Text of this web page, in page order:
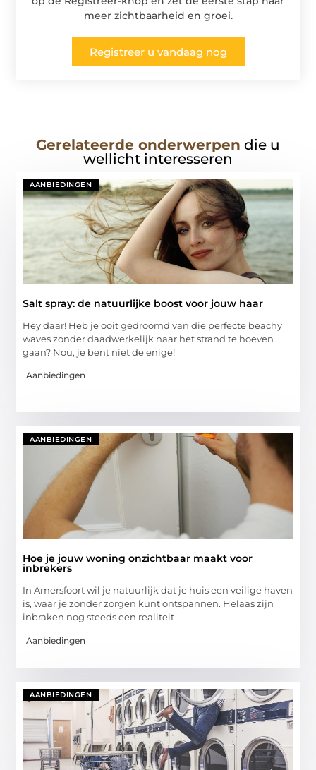
meer zichtbaarheid en groei.
Registreer u vandaag nog
Gerelateerde onderwerpen die u
wellicht interesseren
AANBIEDINGEN
Salt spray: de natuurlijke boost voor jouw haar
Hey daar! Heb je ooit gedroomd van die perfecte beachy
waves zonder daadwerkelijk naar het strand te hoeven
gaan? Nou, je bent niet de enige!
Aanbiedingen
AANBIEDINGEN
Hoe je jouw woning onzichtbaar maakt voor
inbrekers
In Amersfoort wil je natuurlijk dat je huis een veilige haven
is, waar je zonder zorgen kunt ontspannen. Helaas zijn
inbraken nog steeds een realiteit
Aanbiedingen
AANBIEDINGEN